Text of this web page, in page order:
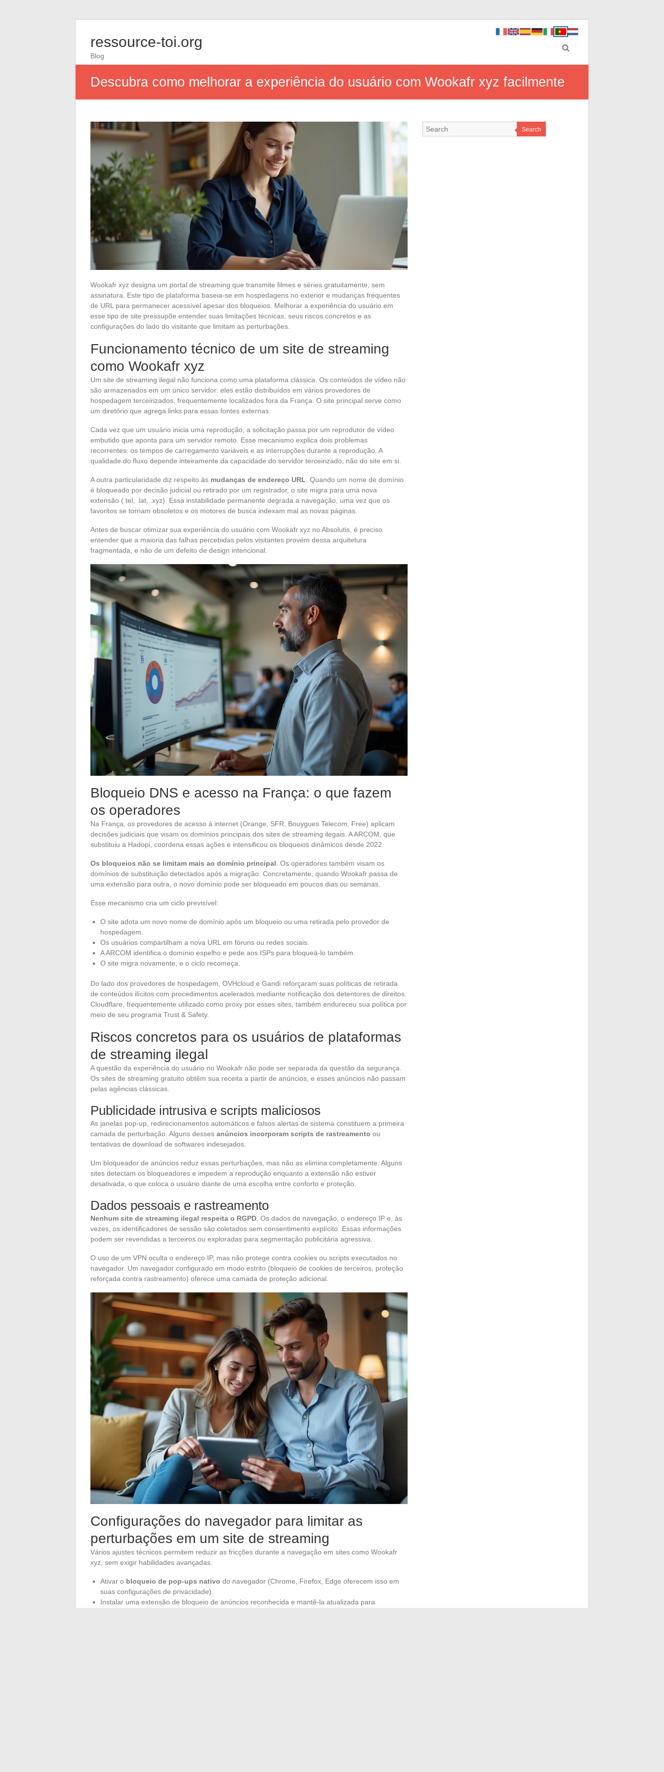
ressource-toi.org
Blog
Descubra como melhorar a experiência do usuário com Wookafr xyz facilmente
Wookafr xyz designa um portal de streaming que transmite filmes e séries gratuitamente, sem
assinatura. Este tipo de plataforma baseia-se em hospedagens no exterior e mudanças frequentes
de URL para permanecer acessível apesar dos bloqueios. Melhorar a experiência do usuário em
esse tipo de site pressupõe entender suas limitações técnicas, seus riscos concretos e as
configurações do lado do visitante que limitam as perturbações.
Funcionamento técnico de um site de streaming
como Wookafr xyz
Um site de streaming ilegal não funciona como uma plataforma clássica. Os conteúdos de vídeo não
são armazenados em um único servidor: eles estão distribuídos em vários provedores de
hospedagem terceirizados, frequentemente localizados fora da França. O site principal serve como
um diretório que agrega links para essas fontes externas.
Cada vez que um usuário inicia uma reprodução, a solicitação passa por um reprodutor de vídeo
embutido que aponta para um servidor remoto. Esse mecanismo explica dois problemas
recorrentes: os tempos de carregamento variáveis e as interrupções durante a reprodução. A
qualidade do fluxo depende inteiramente da capacidade do servidor terceirizado, não do site em si.
A outra particularidade diz respeito às mudanças de endereço URL . Quando um nome de domínio
é bloqueado por decisão judicial ou retirado por um registrador, o site migra para uma nova
extensão (.tel, .lat, .xyz). Essa instabilidade permanente degrada a navegação, uma vez que os
favoritos se tornam obsoletos e os motores de busca indexam mal as novas páginas.
Antes de buscar otimizar sua experiência do usuário com Wookafr xyz no Absolutis, é preciso
entender que a maioria das falhas percebidas pelos visitantes provém dessa arquitetura
fragmentada, e não de um defeito de design intencional.
Bloqueio DNS e acesso na França: o que fazem
os operadores
Na França, os provedores de acesso à internet (Orange, SFR, Bouygues Telecom, Free) aplicam
decisões judiciais que visam os domínios principais dos sites de streaming ilegais. A ARCOM, que
substituiu a Hadopi, coordena essas ações e intensificou os bloqueios dinâmicos desde 2022.
Os bloqueios não se limitam mais ao domínio principal . Os operadores também visam os
domínios de substituição detectados após a migração. Concretamente, quando Wookafr passa de
uma extensão para outra, o novo domínio pode ser bloqueado em poucos dias ou semanas.
Esse mecanismo cria um ciclo previsível:
O site adota um novo nome de domínio após um bloqueio ou uma retirada pelo provedor de
hospedagem.
Os usuários compartilham a nova URL em fóruns ou redes sociais.
A ARCOM identifica o domínio espelho e pede aos ISPs para bloqueá-lo também.
O site migra novamente, e o ciclo recomeça.
Do lado dos provedores de hospedagem, OVHcloud e Gandi reforçaram suas políticas de retirada
de conteúdos ilícitos com procedimentos acelerados mediante notificação dos detentores de direitos.
Cloudflare, frequentemente utilizado como proxy por esses sites, também endureceu sua política por
meio de seu programa Trust & Safety.
Riscos concretos para os usuários de plataformas
de streaming ilegal
A questão da experiência do usuário no Wookafr não pode ser separada da questão da segurança.
Os sites de streaming gratuito obtêm sua receita a partir de anúncios, e esses anúncios não passam
pelas agências clássicas.
Publicidade intrusiva e scripts maliciosos
As janelas pop-up, redirecionamentos automáticos e falsos alertas de sistema constituem a primeira
camada de perturbação. Alguns desses anúncios incorporam scripts de rastreamento ou
tentativas de download de softwares indesejados.
Um bloqueador de anúncios reduz essas perturbações, mas não as elimina completamente. Alguns
sites detectam os bloqueadores e impedem a reprodução enquanto a extensão não estiver
desativada, o que coloca o usuário diante de uma escolha entre conforto e proteção.
Dados pessoais e rastreamento
Nenhum site de streaming ilegal respeita o RGPD . Os dados de navegação, o endereço IP e, às
vezes, os identificadores de sessão são coletados sem consentimento explícito. Essas informações
podem ser revendidas a terceiros ou exploradas para segmentação publicitária agressiva.
O uso de um VPN oculta o endereço IP, mas não protege contra cookies ou scripts executados no
navegador. Um navegador configurado em modo estrito (bloqueio de cookies de terceiros, proteção
reforçada contra rastreamento) oferece uma camada de proteção adicional.
Configurações do navegador para limitar as
perturbações em um site de streaming
Vários ajustes técnicos permitem reduzir as fricções durante a navegação em sites como Wookafr
xyz, sem exigir habilidades avançadas.
Ativar o bloqueio de pop-ups nativo do navegador (Chrome, Firefox, Edge oferecem isso em
suas configurações de privacidade).
Instalar uma extensão de bloqueio de anúncios reconhecida e mantê-la atualizada para
Search